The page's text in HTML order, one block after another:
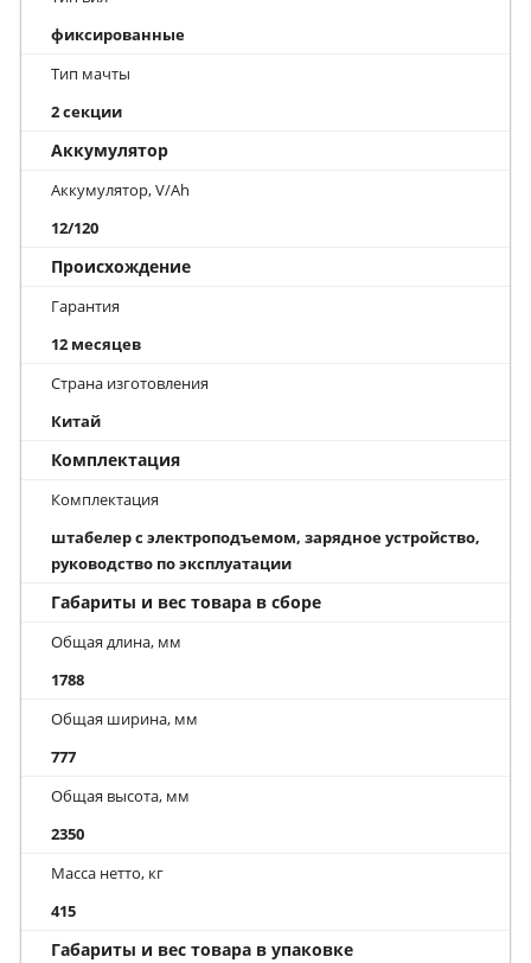
фиксированные
Тип мачты
2 секции
Аккумулятор
Аккумулятор, V/Ah
12/120
Происхождение
Гарантия
12 месяцев
Страна изготовления
Китай
Комплектация
Комплектация
штабелер с электроподъемом, зарядное устройство,
руководство по эксплуатации
Габариты и вес товара в сборе
Общая длина, мм
1788
Общая ширина, мм
777
Общая высота, мм
2350
Масса нетто, кг
415
Габариты и вес товара в упаковке